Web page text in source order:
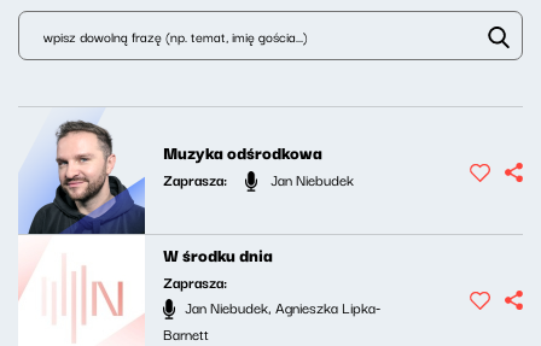
Muzyka odśrodkowa
Zaprasza: Jan Niebudek
W środku dnia
Zaprasza:
Jan Niebudek, Agnieszka Lipka-
Barnett